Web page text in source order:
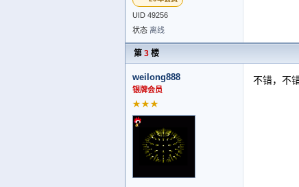
UID 49256
状态 离线
第 3 楼
weilong888
银牌会员
★★★
不错，不